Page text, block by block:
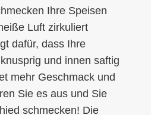
Ihre Speisen
Luft zirkuliert
dafür, dass Ihre
und innen saftig
mehr Geschmack und
Sie es aus und Sie
schmecken! Die